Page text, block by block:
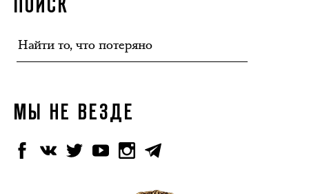
ПОИСК
МЫ НЕ ВЕЗДЕ